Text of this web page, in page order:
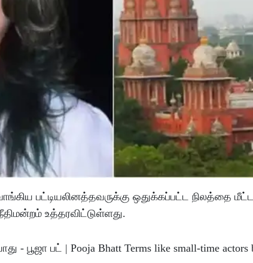
பட்டியலினத்தவருக்கு ஒதுக்கப்பட்ட நிலத்தை
உத்தரவிட்டுள்ளது.